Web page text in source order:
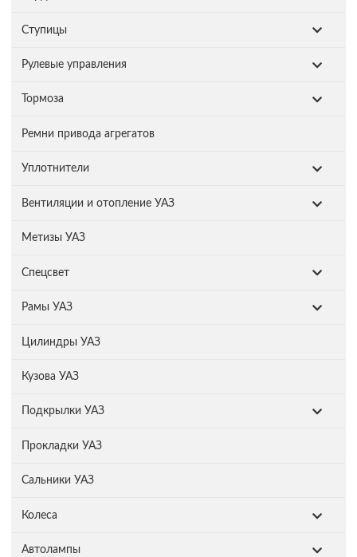
Ступицы
Рулевые управления
Тормоза
Ремни привода агрегатов
Уплотнители
Вентиляции и отопление УАЗ
Метизы УАЗ
Спецсвет
Рамы УАЗ
Цилиндры УАЗ
Кузова УАЗ
Подкрылки УАЗ
Прокладки УАЗ
Сальники УАЗ
Колеса
Автолампы